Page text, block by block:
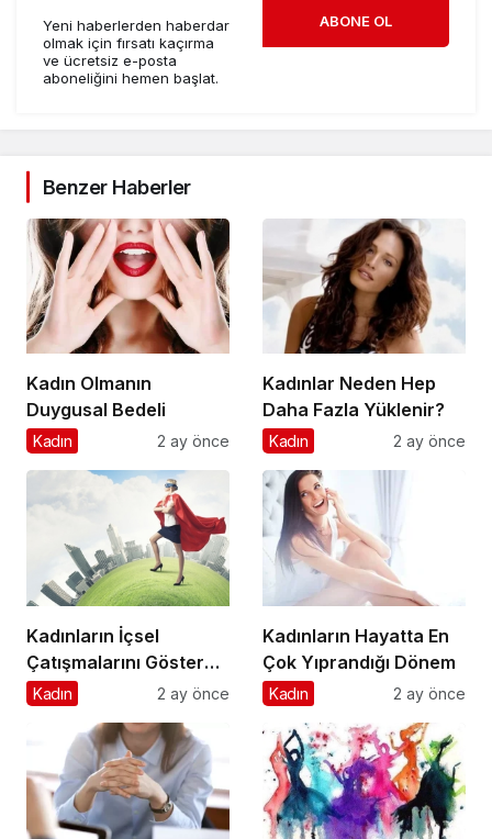
Yeni haberlerden haberdar
olmak için fırsatı kaçırma
ve ücretsiz e-posta
aboneliğini hemen başlat.
ABONE OL
Benzer Haberler
Kadın Olmanın
Duygusal Bedeli
Kadın 2 ay önce
Kadınlar Neden Hep
Daha Fazla Yüklenir?
Kadın 2 ay önce
Kadınların İçsel
Çatışmalarını Gösteren
İşaretler
Kadın 2 ay önce
Kadınların Hayatta En
Çok Yıprandığı Dönem
Kadın 2 ay önce